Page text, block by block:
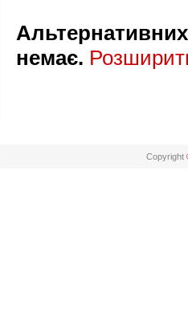
Альтернативних
немає.
Copyright